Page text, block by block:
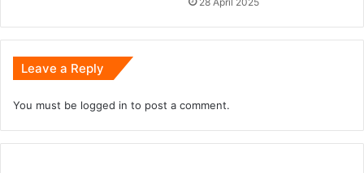
Leave a Reply
You must be logged in to post a comment.